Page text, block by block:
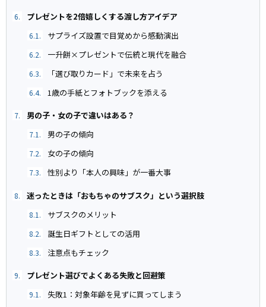
6. プレゼントを2倍嬉しくする渡し方アイデア
6.1. サプライズ設置で目覚めから感動演出
6.2. 一升餅×プレゼントで伝統と現代を融合
6.3. 「選び取りカード」で未来を占う
6.4. 1歳の手紙とフォトブックを添える
7. 男の子・女の子で違いはある？
7.1. 男の子の傾向
7.2. 女の子の傾向
7.3. 性別より「本人の興味」が一番大事
8. 迷ったときは「おもちゃのサブスク」という選択肢
8.1. サブスクのメリット
8.2. 誕生日ギフトとしての活用
8.3. 注意点もチェック
9. プレゼント選びでよくある失敗と回避策
9.1. 失敗1：対象年齢を見ずに買ってしまう